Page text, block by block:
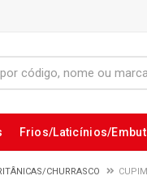
Frios/Laticínios/
CHURRASCO